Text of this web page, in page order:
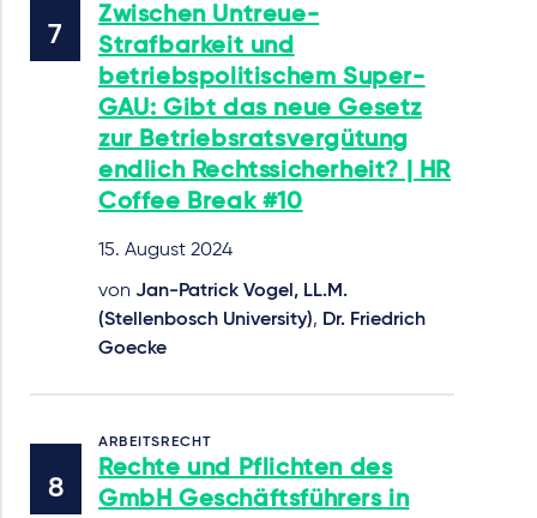
Zwischen Untreue-
Strafbarkeit und
betriebspolitischem Super-
GAU: Gibt das neue Gesetz
zur Betriebsratsvergütung
endlich Rechtssicherheit? | HR
Coffee Break #10
15. August 2024
von Jan-Patrick Vogel, LL.M.
(Stellenbosch University), Dr. Friedrich
Goecke
ARBEITSRECHT
Rechte und Pflichten des
GmbH Geschäftsführers in